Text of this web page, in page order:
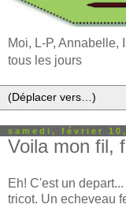
Moi, L-P, Annabelle,
tous les jours
samedi, février 10,
Voila mon fil,
Eh! C'est un
tricot. Un echeveau